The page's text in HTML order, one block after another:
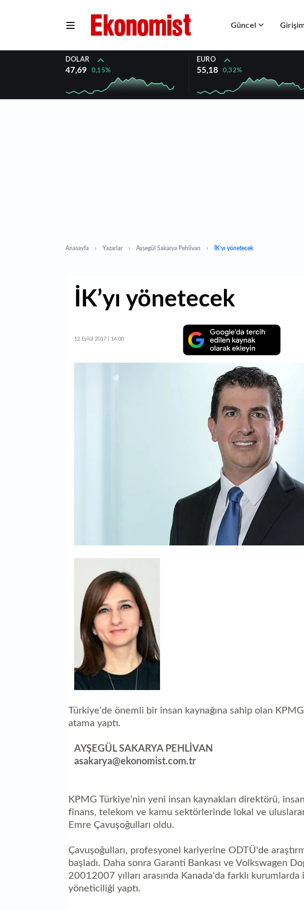
Güncel
DOLAR
47,69 0,15%
EURO
55,18 0,32%
Anasayfa Yazarlar Ayşegül Sakarya Pehlivan İK’yı yönetecek
İK’yı yönetecek
12 Eylül 2017 | 14:00
Türkiye'de önemli bir insan kaynağına sahip olan
atama yaptı.
AYŞEGÜL SAKARYA PEHLİVAN
asakarya@ekonomist.com.tr
KPMG Türkiye'nin yeni insan kaynakları direktörü, insan
finans, telekom ve kamu sektörlerinde lokal ve
Emre Çavuşoğulları oldu.
Çavuşoğulları, profesyonel kariyerine ODTÜ'de
başladı. Daha sonra Garanti Bankası ve Volkswagen
20012007 yılları arasında Kanada'da farklı kurumlarda
yöneticiliği yaptı.